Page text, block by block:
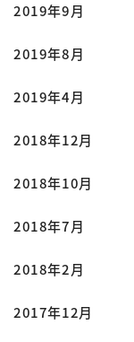
2019年9月
2019年8月
2019年4月
2018年12月
2018年10月
2018年7月
2018年2月
2017年12月